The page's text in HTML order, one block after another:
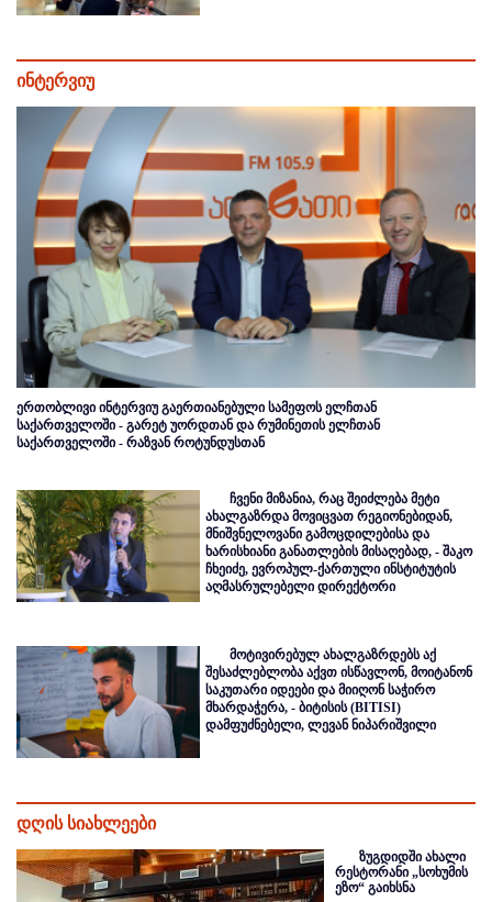
ინტერვიუ
ერთობლივი ინტერვიუ გაერთიანებული სამეფოს ელჩთან
საქართველოში - გარეტ უორდთან და რუმინეთის ელჩთან
საქართველოში - რაზვან როტუნდუსთან
ჩვენი მიზანია, რაც შეიძლება მეტი
ახალგაზრდა მოვიცვათ რეგიონებიდან,
მნიშვნელოვანი გამოცდილებისა და
ხარისხიანი განათლების მისაღებად, - შაკო
ჩხეიძე, ევროპულ-ქართული ინსტიტუტის
აღმასრულებელი დირექტორი
მოტივირებულ ახალგაზრდებს აქ
შესაძლებლობა აქვთ ისწავლონ, მოიტანონ
საკუთარი იდეები და მიიღონ საჭირო
მხარდაჭერა, - ბიტისის (BITISI)
დამფუძნებელი, ლევან ნიპარიშვილი
დღის სიახლეები
ზუგდიდში ახალი
რესტორანი „სოხუმის
ეზო“ გაიხსნა